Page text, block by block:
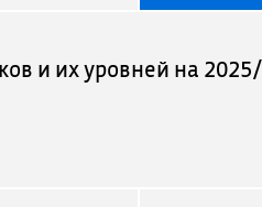
и их уровней на